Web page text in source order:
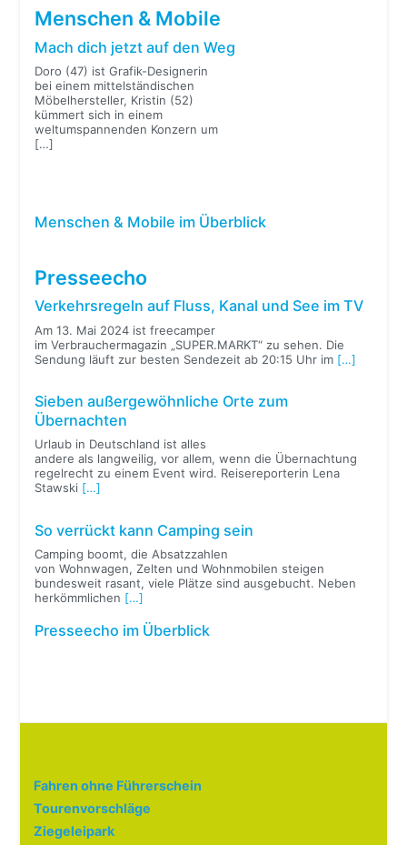
Menschen & Mobile
Mach dich jetzt auf den Weg
Doro (47) ist Grafik-Designerin
bei einem mittelständischen
Möbelhersteller, Kristin (52)
kümmert sich in einem
weltumspannenden Konzern um
[…]
Menschen & Mobile im Überblick
Presseecho
Verkehrsregeln auf Fluss, Kanal und See im TV
Am 13. Mai 2024 ist freecamper
im Verbrauchermagazin „SUPER.MARKT“ zu sehen. Die
Sendung läuft zur besten Sendezeit ab 20:15 Uhr im […]
Sieben außergewöhnliche Orte zum
Übernachten
Urlaub in Deutschland ist alles
andere als langweilig, vor allem, wenn die Übernachtung
regelrecht zu einem Event wird. Reisereporterin Lena
Stawski […]
So verrückt kann Camping sein
Camping boomt, die Absatzzahlen
von Wohnwagen, Zelten und Wohnmobilen steigen
bundesweit rasant, viele Plätze sind ausgebucht. Neben
herkömmlichen […]
Presseecho im Überblick
Fahren ohne Führerschein
Tourenvorschläge
Ziegeleipark